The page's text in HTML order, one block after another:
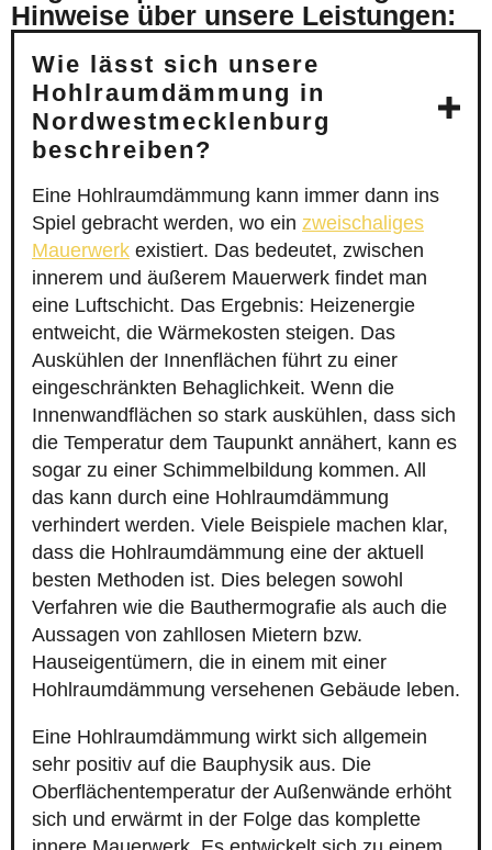
Hinweise über unsere Leistungen:
Wie lässt sich unsere
Hohlraumdämmung in
Nordwestmecklenburg
beschreiben?
Eine Hohlraumdämmung kann immer dann ins
Spiel gebracht werden, wo ein zweischaliges
Mauerwerk existiert. Das bedeutet, zwischen
innerem und äußerem Mauerwerk findet man
eine Luftschicht. Das Ergebnis: Heizenergie
entweicht, die Wärmekosten steigen. Das
Auskühlen der Innenflächen führt zu einer
eingeschränkten Behaglichkeit. Wenn die
Innenwandflächen so stark auskühlen, dass sich
die Temperatur dem Taupunkt annähert, kann es
sogar zu einer Schimmelbildung kommen. All
das kann durch eine Hohlraumdämmung
verhindert werden. Viele Beispiele machen klar,
dass die Hohlraumdämmung eine der aktuell
besten Methoden ist. Dies belegen sowohl
Verfahren wie die Bauthermografie als auch die
Aussagen von zahllosen Mietern bzw.
Hauseigentümern, die in einem mit einer
Hohlraumdämmung versehenen Gebäude leben.
Eine Hohlraumdämmung wirkt sich allgemein
sehr positiv auf die Bauphysik aus. Die
Oberflächentemperatur der Außenwände erhöht
sich und erwärmt in der Folge das komplette